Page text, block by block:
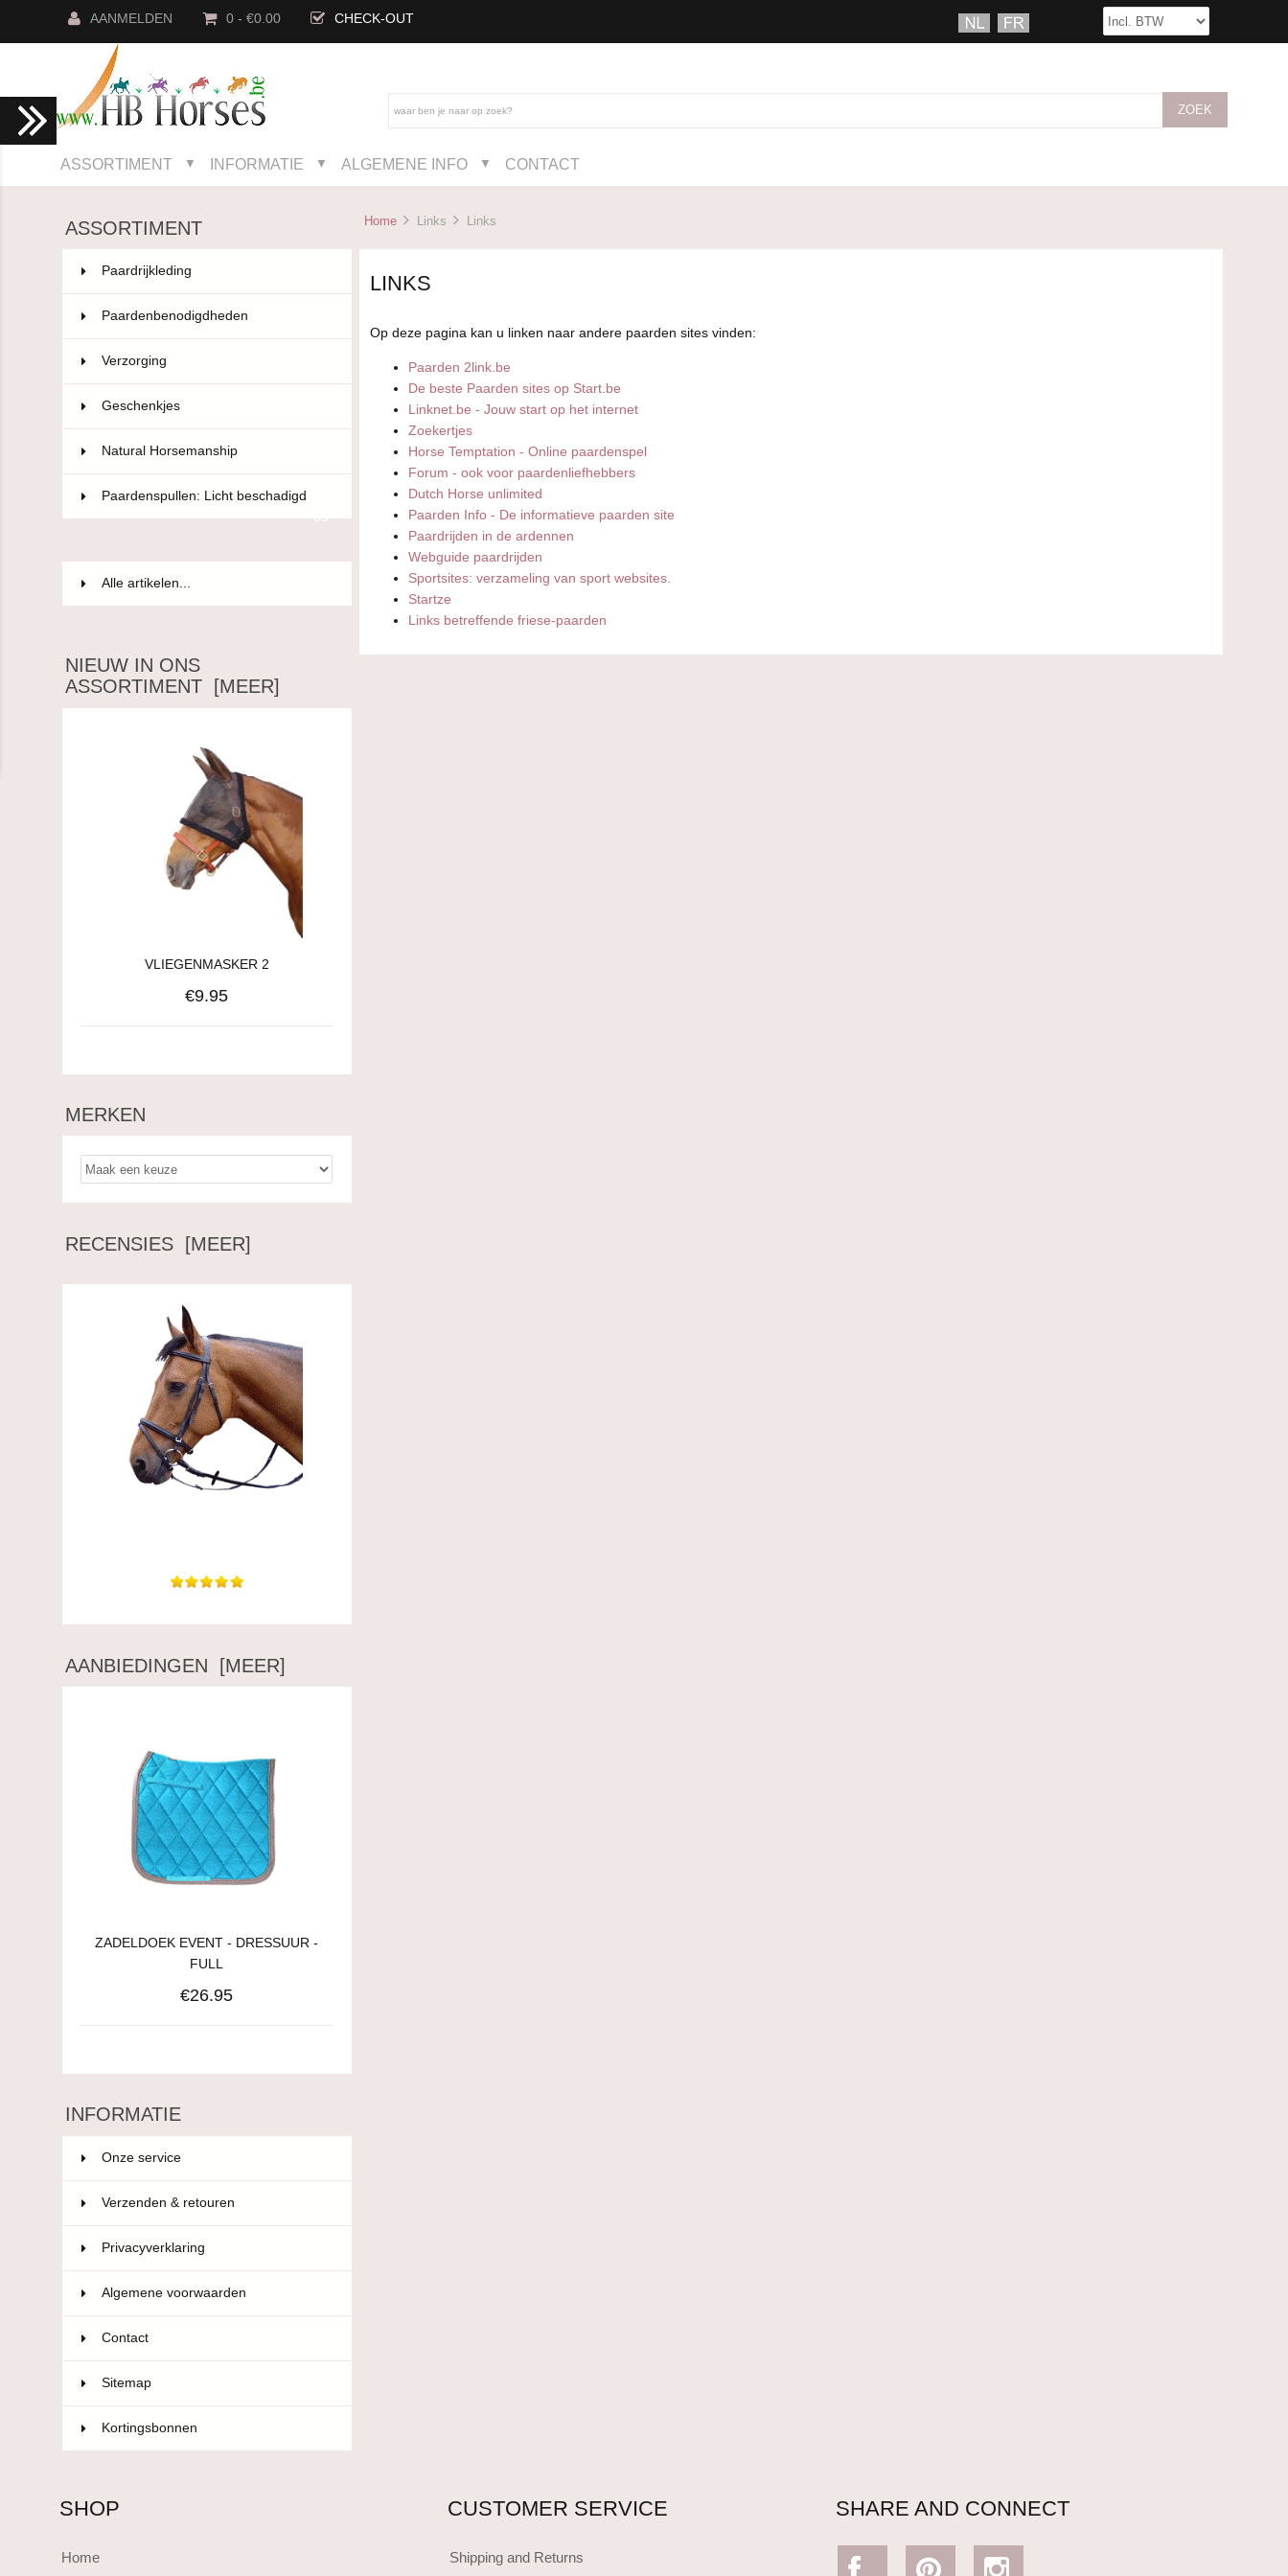
AANMELDEN 0 - €0.00 CHECK-OUT
ASSORTIMENT ▼ INFORMATIE ▼ ALGEMENE INFO ▼ CONTACT
ASSORTIMENT
Paardrijkleding
Paardenbenodigdheden
Verzorging
Geschenkjes
Natural Horsemanship
Paardenspullen: Licht beschadigd
85
Alle artikelen...
NIEUW IN ONS
ASSORTIMENT [MEER]
VLIEGENMASKER 2
€9.95
MERKEN
RECENSIES [MEER]
AANBIEDINGEN [MEER]
ZADELDOEK EVENT - DRESSUUR -
FULL
€26.95
INFORMATIE
Onze service
Verzenden & retouren
Privacyverklaring
Algemene voorwaarden
Contact
Sitemap
Kortingsbonnen
Home Links Links
LINKS
Op deze pagina kan u linken naar andere paarden sites vinden:
Paarden 2link.be
De beste Paarden sites op Start.be
Linknet.be - Jouw start op het internet
Zoekertjes
Horse Temptation - Online paardenspel
Forum - ook voor paardenliefhebbers
Dutch Horse unlimited
Paarden Info - De informatieve paarden site
Paardrijden in de ardennen
Webguide paardrijden
Sportsites: verzameling van sport websites.
Startze
Links betreffende friese-paarden
SHOP
Home
CUSTOMER SERVICE
Shipping and Returns
SHARE AND CONNECT